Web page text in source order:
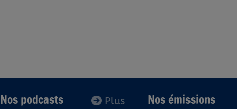
Plus
Nos podcasts Nos émissions